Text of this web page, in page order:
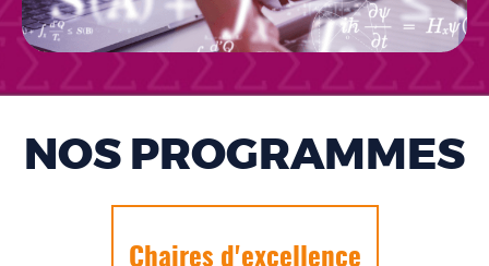
NOS PROGRAMMES
Chaires d'excellence